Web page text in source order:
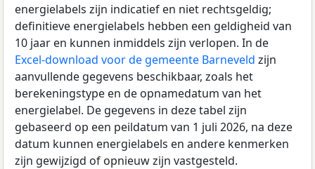
energielabels zijn indicatief en niet rechtsgeldig;
definitieve energielabels hebben een geldigheid van
10 jaar en kunnen inmiddels zijn verlopen. In de
Excel-download voor de gemeente Barneveld zijn
aanvullende gegevens beschikbaar, zoals het
berekeningstype en de opnamedatum van het
energielabel. De gegevens in deze tabel zijn
gebaseerd op een peildatum van 1 juli 2026, na deze
datum kunnen energielabels en andere kenmerken
zijn gewijzigd of opnieuw zijn vastgesteld.